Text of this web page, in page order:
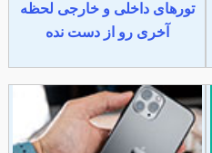
تورهای داخلی و خارجی لحظه
آخری رو از دست نده